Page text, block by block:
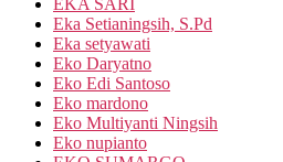
EKA SARI
Eka Setianingsih, S.Pd
Eka setyawati
Eko Daryatno
Eko Edi Santoso
Eko mardono
Eko Multiyanti Ningsih
Eko nupianto